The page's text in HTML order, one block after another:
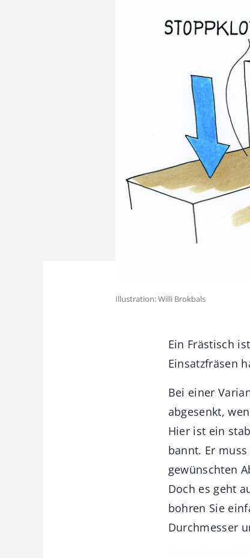
Illustration: Willi Brokbals
Ein Frästisch
Einsatzfräsen
Bei einer
abgesenkt,
Hier ist ein
bannt. Er
gewünschten
Doch es geht
bohren Sie
Durchmesser